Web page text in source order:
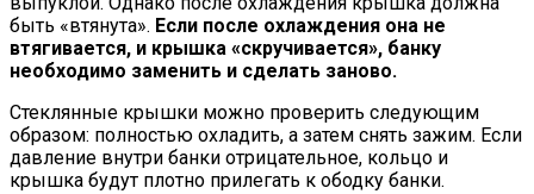
быть «втянута». Если после охлаждения она не
втягивается, и крышка «скручивается», банку
необходимо заменить и сделать заново.
Стеклянные крышки можно проверить следующим
образом: полностью охладить, а затем снять зажим. Если
давление внутри банки отрицательное, кольцо и
крышка будут плотно прилегать к ободку банки.